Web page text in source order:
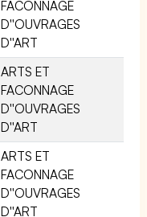
FACONNAGE
D''OUVRAGES
D''ART
ARTS ET
FACONNAGE
D''OUVRAGES
D''ART
ARTS ET
FACONNAGE
D''OUVRAGES
D''ART